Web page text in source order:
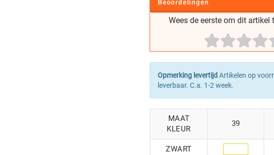
Beoordelingen
Wees de eerste om dit artikel
Opmerking levertijd Artikelen op
leverbaar. C.a. 1-2 week.
MAAT
KLEUR
39
ZWART